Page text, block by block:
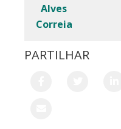
Alves
Correia
PARTILHAR